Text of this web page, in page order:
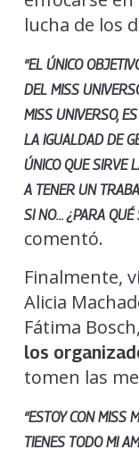
lucha de los
“EL ÚNICO
DEL MISS
MISS UNIVERSO,
LA IGUALDAD DE
ÚNICO QUE SIRVE
A TENER UN
SI NO… ¿PARA QUÉ
comentó.
Finalmente,
Alicia
Fátima
los
tomen las
“ESTOY CON MISS
TIENES TODO MI